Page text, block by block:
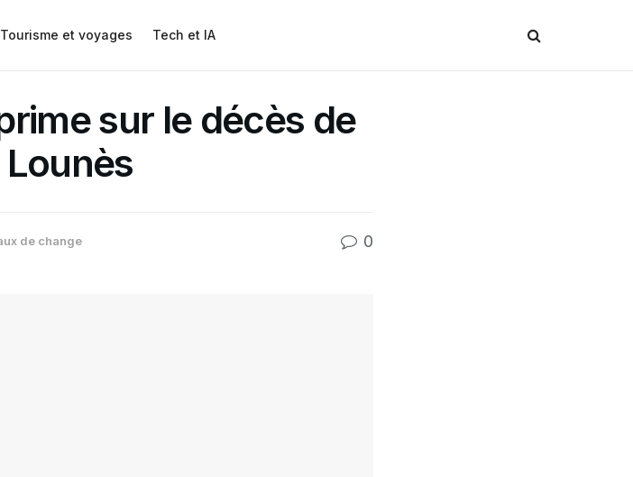
Tourisme et voyages Tech et IA
sur le décès de
de change 0